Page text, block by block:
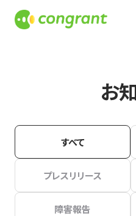
お
すべて
プレスリリース
障害報告